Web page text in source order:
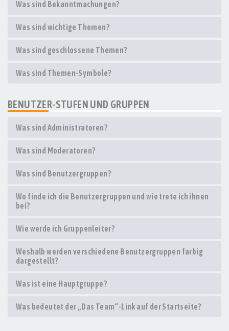
Was sind Bekanntmachungen?
Was sind wichtige Themen?
Was sind geschlossene Themen?
Was sind Themen-Symbole?
BENUTZER-STUFEN UND GRUPPEN
Was sind Administratoren?
Was sind Moderatoren?
Was sind Benutzergruppen?
Wo finde ich die Benutzergruppen und wie trete ich ihnen
bei?
Wie werde ich Gruppenleiter?
Weshalb werden verschiedene Benutzergruppen farbig
dargestellt?
Was ist eine Hauptgruppe?
Was bedeutet der „Das Team“-Link auf der Startseite?